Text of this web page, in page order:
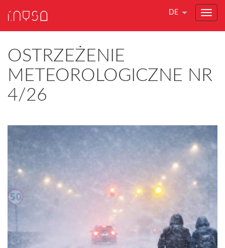
DE
OSTRZEŻENIE
METEOROLOGICZNE NR
4/26